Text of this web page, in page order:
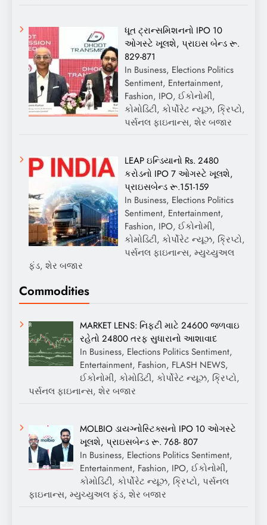
ધૂત ટ્રાન્સમિશનનો IPO 10
ઓગસ્ટે ખૂલશે, પ્રાઇસ બેન્ડ રૂ.
829-871
In Business, Elections Politics
Sentiment, Entertainment,
Fashion, IPO, ઈકોનોમી,
કોમોડિટી, કોર્પોરેટ ન્યૂઝ, ક્રિપ્ટો,
પર્સનલ ફાઇનાન્સ, શેર બજાર
LEAP ઇન્ડિયાનો Rs. 2480
કરોડનો IPO 7 ઓગસ્ટે ખૂલશે,
પ્રાઇસબેન્ડ રૂ.151-159
In Business, Elections Politics
Sentiment, Entertainment,
Fashion, IPO, ઈકોનોમી,
કોમોડિટી, કોર્પોરેટ ન્યૂઝ, ક્રિપ્ટો,
પર્સનલ ફાઇનાન્સ, મ્યુચ્યુઅલ
ફંડ, શેર બજાર
Commodities
MARKET LENS: નિફ્ટી માટે 24600 જળવાઇ
રહેતો 24800 તરફ સુધારાનો આશાવાદ
In Business, Elections Politics Sentiment,
Entertainment, Fashion, FLASH NEWS,
ઈકોનોમી, કોમોડિટી, કોર્પોરેટ ન્યૂઝ, ક્રિપ્ટો,
પર્સનલ ફાઇનાન્સ, શેર બજાર
MOLBIO ડાયગ્નોસ્ટિક્સનો IPO 10 ઓગસ્ટે
ખૂલશે, પ્રાઇસબેન્ડ રૂ. 768- 807
In Business, Elections Politics Sentiment,
Entertainment, Fashion, IPO, ઈકોનોમી,
કોમોડિટી, કોર્પોરેટ ન્યૂઝ, ક્રિપ્ટો, પર્સનલ
ફાઇનાન્સ, મ્યુચ્યુઅલ ફંડ, શેર બજાર